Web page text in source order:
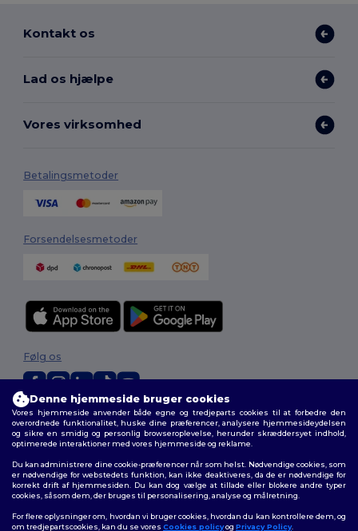
Kontakt os
Lad os hjælpe
Vores virksomhed
Betalingsmetoder
Forsendelsesmetoder
2026. Alle rettigheder forbeholdes
Vilkår og Betingelser|Tilpasset politik|Fortrolighedspolitik|Politik for
cookies|Sitemap
Følg os
Denne hjemmeside bruger cookies
Vores hjemmeside anvender både egne og tredjeparts cookies til at forbedre den
overordnede funktionalitet, huske dine præferencer, analysere hjemmesideydelsen
og sikre en smidig og personlig browseroplevelse, herunder skræddersyet indhold,
optimerede interaktioner med vores hjemmeside og reklame.
Du kan administrere dine cookie-præferencer når som helst. Nødvendige cookies, som
er nødvendige for webstedets funktion, kan ikke deaktiveres, da de er nødvendige for
korrekt drift af hjemmesiden. Du kan dog vælge at tillade eller blokere andre typer
cookies, såsom dem, der bruges til personalisering, analyse og målretning.
For flere oplysninger om, hvordan vi bruger cookies, hvordan du kan kontrollere dem, og
om tredjepartscookies, kan du se vores Cookies policyog Privacy Policy.